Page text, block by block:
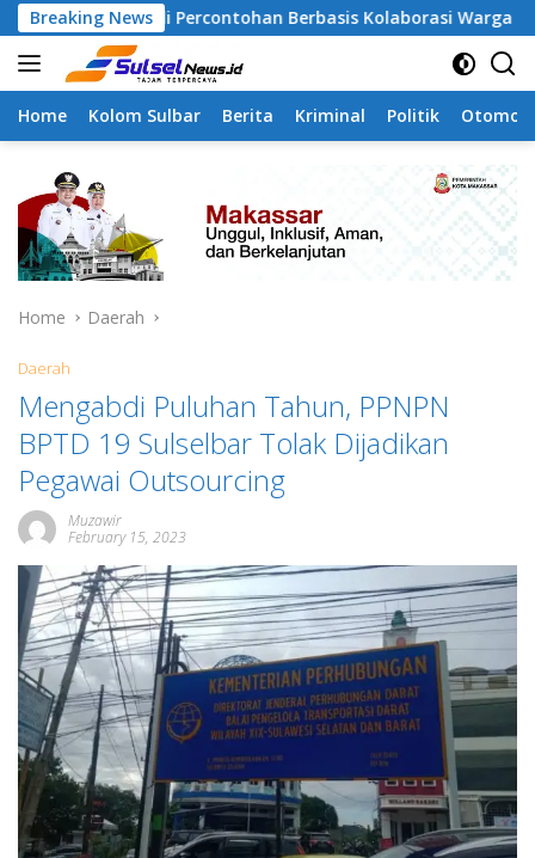
Skip
to
content
Breaking News
Jadi Percontohan Berbasis Kolaborasi Warga Pilah
Home Kolom Sulbar Berita Kriminal Politik
Home Daerah
Daerah
Mengabdi Puluhan Tahun, PPNPN
BPTD 19 Sulselbar Tolak Dijadikan
Pegawai Outsourcing
Muzawir
February 15, 2023